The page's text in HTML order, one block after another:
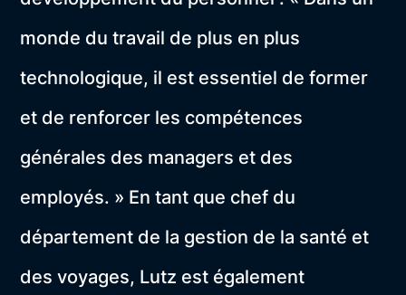
monde du travail de plus en plus
technologique, il est essentiel de former
et de renforcer les compétences
générales des managers et des
employés. » En tant que chef du
département de la gestion de la santé et
des voyages, Lutz est également